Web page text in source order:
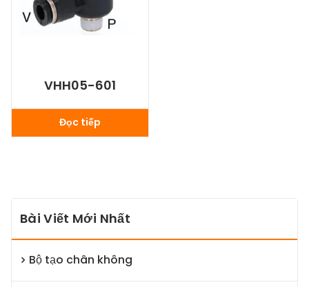
VHH05-601
Đọc tiếp
Bài Viết Mới Nhất
Bộ tạo chân không